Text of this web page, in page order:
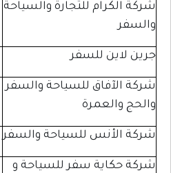
شركة الكرام للتجارة والسياحة
والسفر
جرين لاين للسفر
شركة الآفاق للسياحة والسفر
والحج والعمرة
شركة الأنس للسياحة والسفر
شركة حكاية سفر للسياحة و